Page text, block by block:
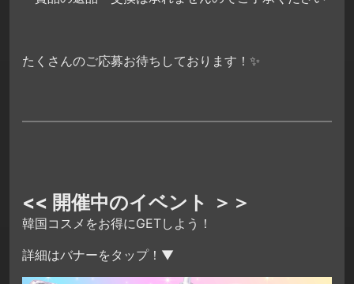
たくさんのご応募お待ちしております！✨
<< 開催中のイベント ＞＞
韓国コスメをお得にGETしよう！
詳細はバナーをタップ！▼